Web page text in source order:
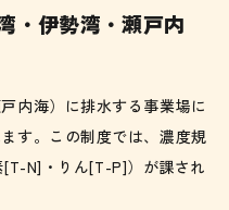
・伊勢湾・瀬戸内
内海）に排水する事業場に
す。この制度では、濃度規
N]・りん[T-P]）が課され